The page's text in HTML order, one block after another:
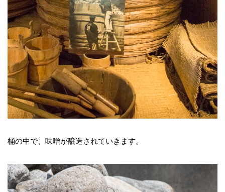
桶の中で、味噌が醸造されていきます。